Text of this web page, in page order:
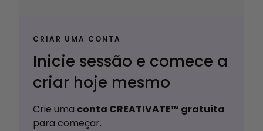
CRIAR UMA CONTA
Inicie sessão e comece a
criar hoje mesmo
Crie uma conta CREATIVATE™ gratuita
para começar.